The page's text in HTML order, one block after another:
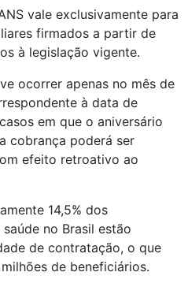
vale exclusivamente para
firmados a partir de
à legislação vigente.
ocorrer apenas no mês de
à data de
em que o aniversário
cobrança poderá ser
efeito retroativo ao
14,5% dos
no Brasil estão
de contratação, o que
de beneficiários.